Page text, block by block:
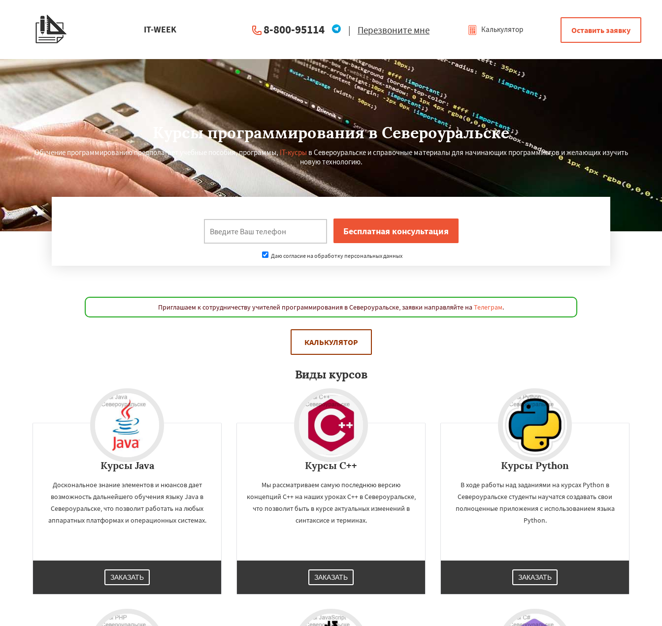
IT-WEEK 8-800-95114 | Перезвоните мне Калькулятор Оставить заявку
Курсы программирования в Североуральске
Обучение программированию предполагает учебные пособия, программы, IT-кусры в Североуральске и справочные материалы для начинающих программистов и желающих изучить
новую технологию.
Даю согласие на обработку персональных данных
Приглашаем к сотрудничеству учителей программирования в Североуральске, заявки направляйте на Телеграм.
КАЛЬКУЛЯТОР
Виды курсов
Курсы Java
Доскональное знание элементов и нюансов дает
возможность дальнейшего обучения языку Java в
Североуральске, что позволит работать на любых
аппаратных платформах и операционных системах.
ЗАКАЗАТЬ
Курсы C++
Мы рассматриваем самую последнюю версию
концепций С++ на наших уроках C++ в Североуральске,
что позволит быть в курсе актуальных изменений в
синтаксисе и терминах.
ЗАКАЗАТЬ
Курсы Python
В ходе работы над заданиями на курсах Python в
Североуральске студенты научатся создавать свои
полноценные приложения с использованием языка
Python.
ЗАКАЗАТЬ